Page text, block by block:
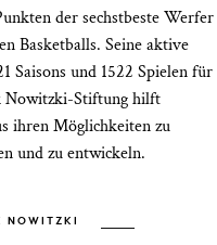
der sechstbeste Werfer
Basketballs. Seine aktive
Saisons und 1522 Spielen für
Nowitzki-Stiftung hilft
ihren Möglichkeiten zu
und zu entwickeln.
NOWITZKI